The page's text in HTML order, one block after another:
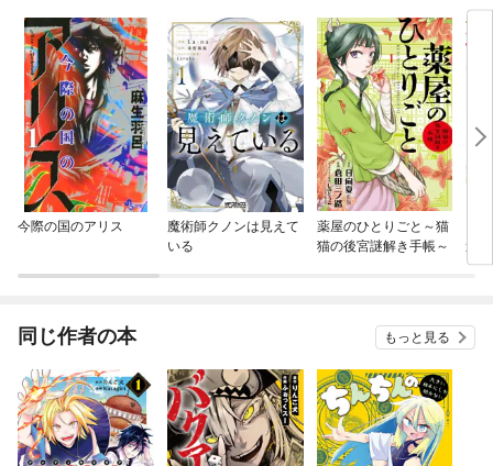
今際の国のアリス
魔術師クノンは見えて
いる
薬屋のひとりごと～猫
猫の後宮謎解き手帳～
速
同じ作者の本 もっと見る